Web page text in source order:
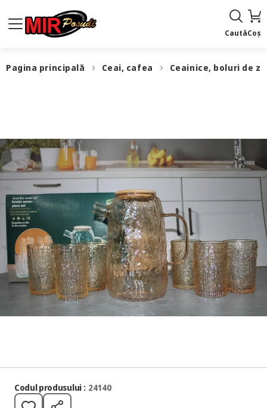
CautăCoș
Pagina principală Ceai, cafea Ceainice, boluri de
Codul produsului : 24140